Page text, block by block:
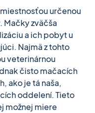
určenou
Mačky zväčša
a ich pobyt u
Najmä z tohto
veterinárnou
čisto mačacích
ako je tá naša,
oddelení. Tieto
možnej miere